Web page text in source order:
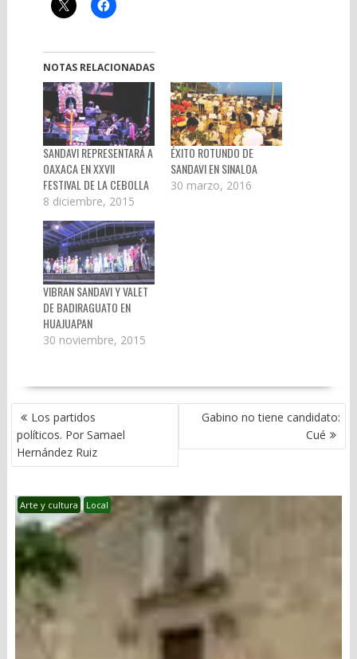
NOTAS RELACIONADAS
SANDAVI REPRESENTARÁ A
OAXACA EN XXVII
FESTIVAL DE LA CEBOLLA
8 diciembre, 2015
ÉXITO ROTUNDO DE
SANDAVI EN SINALOA
30 marzo, 2016
VIBRAN SANDAVI Y VALET
DE BADIRAGUATO EN
HUAJUAPAN
30 noviembre, 2015
NAVEGACIÓN
DE
ENTRADAS
Los partidos
políticos. Por Samael
Hernández Ruiz
Gabino no tiene candidato:
Cué
Arte y cultura Local